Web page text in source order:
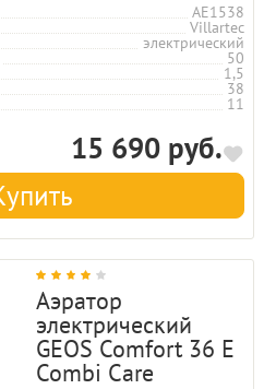
AE1538
Villartec
электрический
50
1,5
38
11
15 690 руб.
Аэратор
электрический
GEOS Comfort 36 E
Combi Care